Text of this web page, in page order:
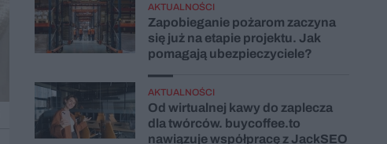
AKTUALNOŚCI
Zapobieganie pożarom zaczyna
się już na etapie projektu. Jak
pomagają ubezpieczyciele?
AKTUALNOŚCI
Od wirtualnej kawy do zaplecza
dla twórców. buycoffee.to
nawiązuje współpracę z JackSEO